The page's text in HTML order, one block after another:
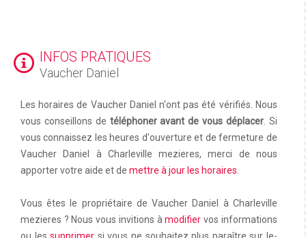
INFOS PRATIQUES
Vaucher Daniel
Les horaires de Vaucher Daniel n'ont pas été vérifiés. Nous
vous conseillons de téléphoner avant de vous déplacer. Si
vous connaissez les heures d'ouverture et de fermeture de
Vaucher Daniel à Charleville mezieres, merci de nous
apporter votre aide et de mettre à jour les horaires.
Vous êtes le propriétaire de Vaucher Daniel à Charleville
mezieres ? Nous vous invitions àmodifier vos informations